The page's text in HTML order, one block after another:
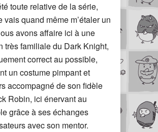
toute relative de la série,
vais quand même m’étaler un
avons affaire ici à une
très familiale du Dark Knight,
correct au possible,
un costume pimpant et
accompagné de son fidèle
Robin, ici énervant au
grâce à ses échanges
avec son mentor.